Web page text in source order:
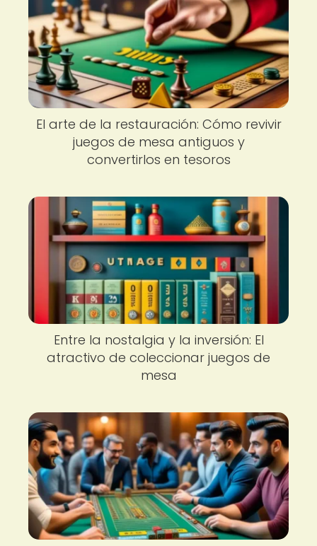
El arte de la restauración: Cómo revivir
juegos de mesa antiguos y
convertirlos en tesoros
Entre la nostalgia y la inversión: El
atractivo de coleccionar juegos de
mesa